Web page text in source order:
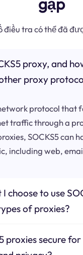
điều tra có thể đã
proxy, and
proxy
protocol that
traffic through a
SOCKS5 can
including web,
choose to use
of proxies?
proxies secure